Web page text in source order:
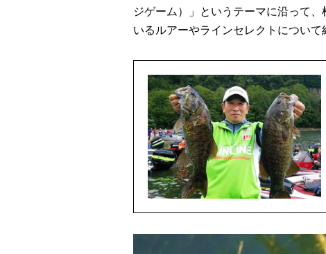
ジゲーム）」というテーマに沿って
いるルアーやラインセレクトについて